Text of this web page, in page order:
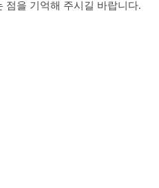
점을 기억해 주시길 바랍니다.